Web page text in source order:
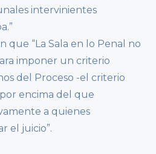
intervinientes
que “La Sala en lo Penal no
imponer un criterio
del Proceso -el criterio
encima del que
a quienes
el juicio”.